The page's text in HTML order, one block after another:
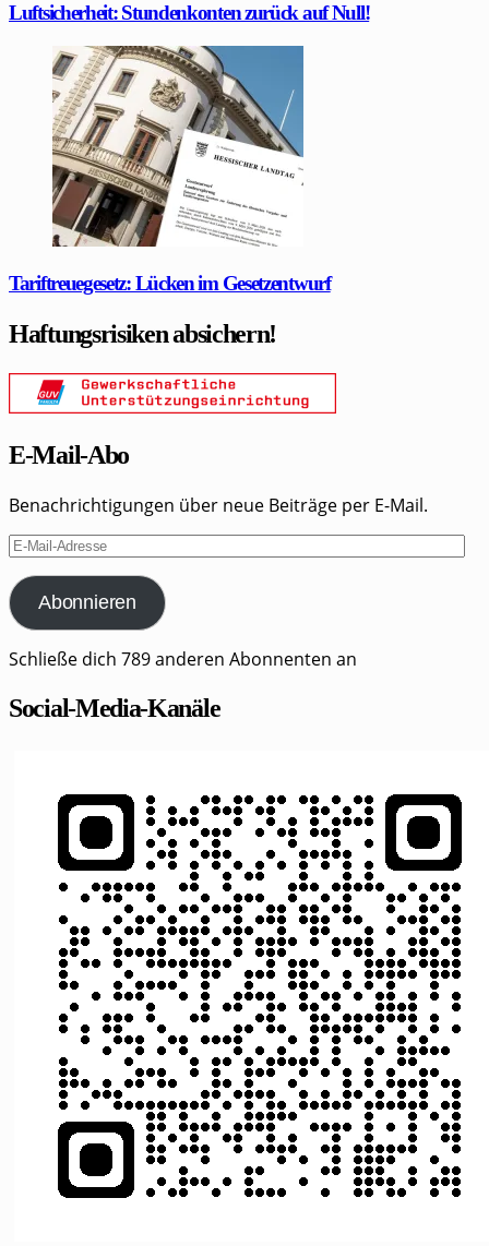
Luftsicherheit: Stundenkonten zurück auf Null!
Tariftreuegesetz: Lücken im Gesetzentwurf
Haftungsrisiken absichern!
E-Mail-Abo
Benachrichtigungen über neue Beiträge per E-Mail.
E-
Mail-
Adresse
Abonnieren
Schließe dich 789 anderen Abonnenten an
Social-Media-Kanäle